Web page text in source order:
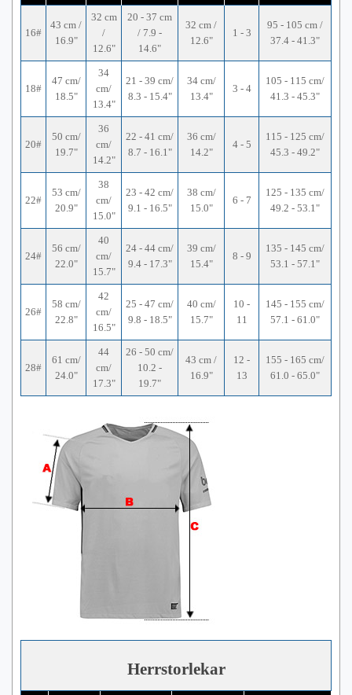
16#
43 cm /
16.9"
32 cm
/
12.6"
20 - 37 cm
/ 7.9 -
14.6"
32 cm /
12.6"
1 - 3
95 - 105 cm /
37.4 - 41.3"
18#
47 cm/
18.5"
34
cm/
13.4"
21 - 39 cm/
8.3 - 15.4"
34 cm/
13.4"
3 - 4
105 - 115 cm/
41.3 - 45.3"
20#
50 cm/
19.7"
36
cm/
14.2"
22 - 41 cm/
8.7 - 16.1"
36 cm/
14.2"
4 - 5
115 - 125 cm/
45.3 - 49.2"
22#
53 cm/
20.9"
38
cm/
15.0"
23 - 42 cm/
9.1 - 16.5"
38 cm/
15.0"
6 - 7
125 - 135 cm/
49.2 - 53.1"
24#
56 cm/
22.0"
40
cm/
15.7"
24 - 44 cm/
9.4 - 17.3"
39 cm/
15.4"
8 - 9
135 - 145 cm/
53.1 - 57.1"
26#
58 cm/
22.8"
42
cm/
16.5"
25 - 47 cm/
9.8 - 18.5"
40 cm/
15.7"
10 -
11
145 - 155 cm/
57.1 - 61.0"
28#
61 cm/
24.0"
44
cm/
17.3"
26 - 50 cm/
10.2 -
19.7"
43 cm /
16.9"
12 -
13
155 - 165 cm/
61.0 - 65.0"
Herrstorlekar